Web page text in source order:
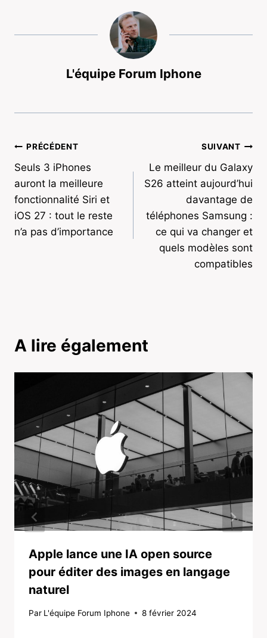
L'équipe Forum Iphone
Navigation
de
l’article
PRÉCÉDENT
Seuls 3 iPhones
auront la meilleure
fonctionnalité Siri et
iOS 27 : tout le reste
n’a pas d’importance
SUIVANT
Le meilleur du Galaxy
S26 atteint aujourd’hui
davantage de
téléphones Samsung :
ce qui va changer et
quels modèles sont
compatibles
A lire également
Apple lance une IA open source
pour éditer des images en langage
naturel
Par L'équipe Forum Iphone 8 février 2024